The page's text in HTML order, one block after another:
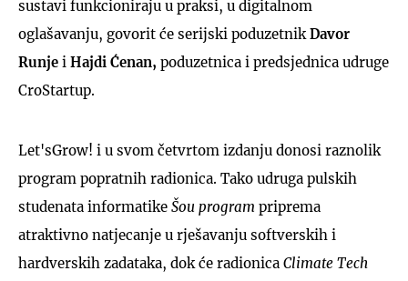
sustavi funkcioniraju u praksi, u digitalnom
oglašavanju, govorit će serijski poduzetnik Davor
Runje i Hajdi Ćenan, poduzetnica i predsjednica udruge
CroStartup.
Let'sGrow! i u svom četvrtom izdanju donosi raznolik
program popratnih radionica. Tako udruga pulskih
studenata informatike Šou program priprema
atraktivno natjecanje u rješavanju softverskih i
hardverskih zadataka, dok će radionica Climate Tech